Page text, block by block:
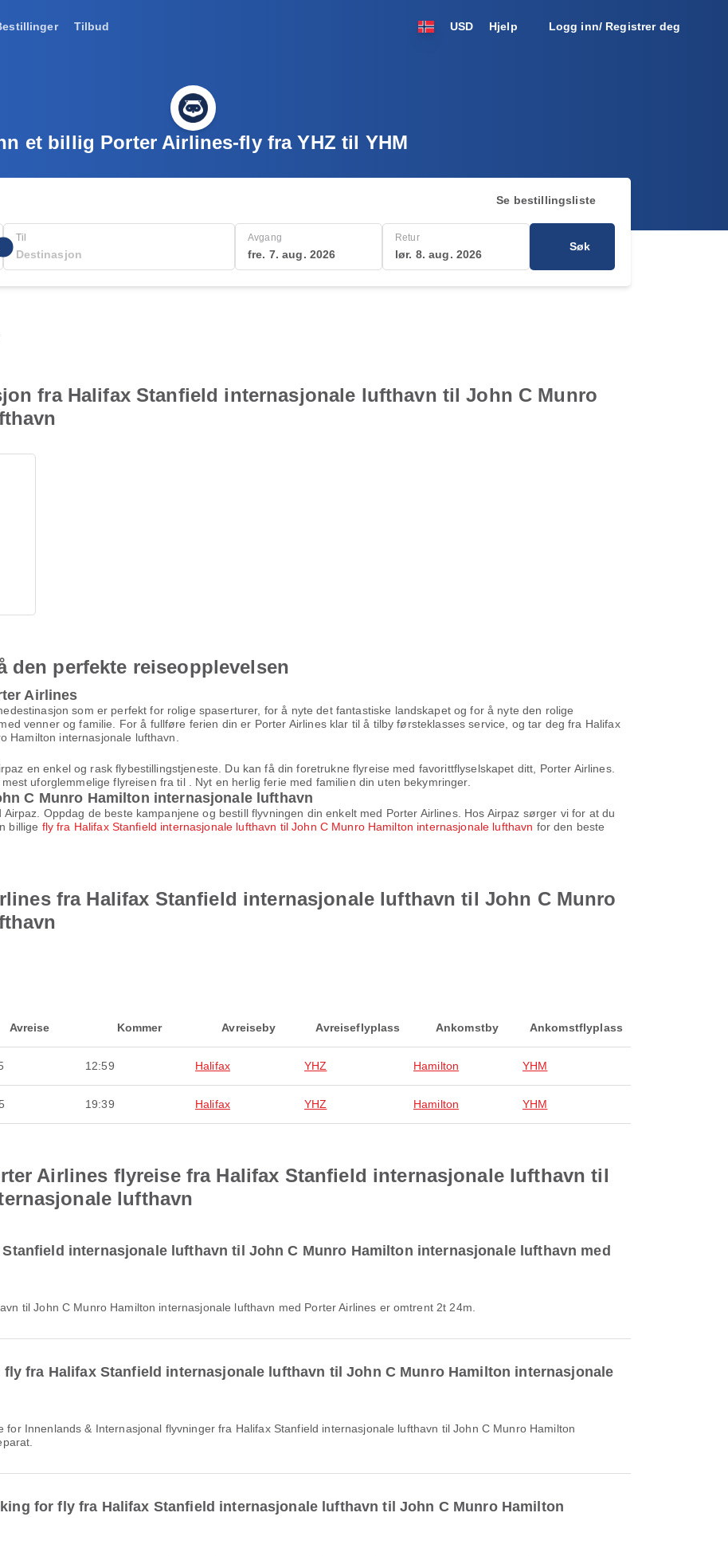
Tilbud USD Hjelp Logg inn/ Registrer deg
et billig Porter Airlines-fly fra YHZ til YHM
Se bestillingsliste
Til Avgang
fre. 7. aug. 2026
Retur
lør. 8. aug. 2026
Søk
fra Halifax Stanfield internasjonale lufthavn til John C Munro
den perfekte reiseopplevelsen
Airlines
som er perfekt for rolige spaserturer, for å nyte det fantastiske landskapet og for å nyte den rolige
venner og familie. For å fullføre ferien din er Porter Airlines klar til å tilby førsteklasses service, og tar deg fra Halifax
Hamilton internasjonale lufthavn.
en enkel og rask flybestillingstjeneste. Du kan få din foretrukne flyreise med favorittflyselskapet ditt, Porter Airlines.
uforglemmelige flyreisen fra til . Nyt en herlig ferie med familien din uten bekymringer.
C Munro Hamilton internasjonale lufthavn
Oppdag de beste kampanjene og bestill flyvningen din enkelt med Porter Airlines. Hos Airpaz sørger vi for at du
billige fly fra Halifax Stanfield internasjonale lufthavn til John C Munro Hamilton internasjonale lufthavn for den beste
fra Halifax Stanfield internasjonale lufthavn til John C Munro
Avreise Kommer Avreiseby Avreiseflyplass Ankomstby Ankomstflyplass
12:59 Halifax YHZ Hamilton YHM
19:39 Halifax YHZ Hamilton YHM
Airlines flyreise fra Halifax Stanfield internasjonale lufthavn til
lufthavn
internasjonale lufthavn til John C Munro Hamilton internasjonale lufthavn med
til John C Munro Hamilton internasjonale lufthavn med Porter Airlines er omtrent 2t 24m.
fra Halifax Stanfield internasjonale lufthavn til John C Munro Hamilton internasjonale
for fly fra Halifax Stanfield internasjonale lufthavn til John C Munro Hamilton